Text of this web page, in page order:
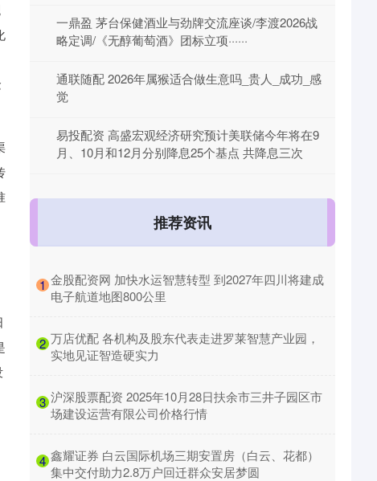
一鼎盈 茅台保健酒业与劲牌交流座谈/李渡2026战
略定调/《无醇葡萄酒》团标立项······
通联随配 2026年属猴适合做生意吗_贵人_成功_感
觉
易投配资 高盛宏观经济研究预计美联储今年将在9
月、10月和12月分别降息25个基点 共降息三次
推荐资讯
1 ​金股配资网 加快水运智慧转型 到2027年四川将建成
电子航道地图800公里
2 ​万店优配 各机构及股东代表走进罗莱智慧产业园，
实地见证智造硬实力
3 ​沪深股票配资 2025年10月28日扶余市三井子园区市
场建设运营有限公司价格行情
4 ​鑫耀证券 白云国际机场三期安置房（白云、花都）
集中交付助力2.8万户回迁群众安居梦圆